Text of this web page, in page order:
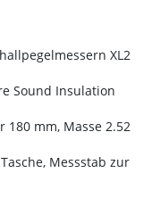
XL2
Sound Insulation
180 mm, Masse 2.52
Messstab zur